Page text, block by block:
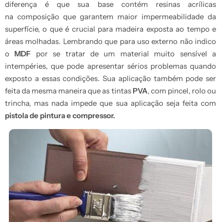
diferença é que sua base contém resinas acrílicas
na composição que garantem maior impermeabilidade da
superfície, o que é crucial para madeira exposta ao tempo e
áreas molhadas. Lembrando que para uso externo não indico
o MDF por se tratar de um material muito sensível a
intempéries, que pode apresentar sérios problemas quando
exposto a essas condições. Sua aplicação também pode ser
feita da mesma maneira que as tintas PVA, com pincel, rolo ou
trincha, mas nada impede que sua aplicação seja feita com
pistola de pintura e compressor.